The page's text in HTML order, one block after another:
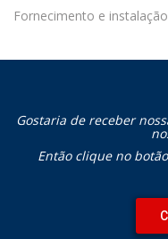
Fornecimento e
Gostaria de receber
Então clique no